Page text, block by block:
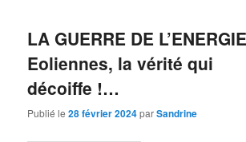
LA GUERRE DE
Eoliennes, la vérité qui
décoiffe !…
Publié le28 février 2024parSandrine